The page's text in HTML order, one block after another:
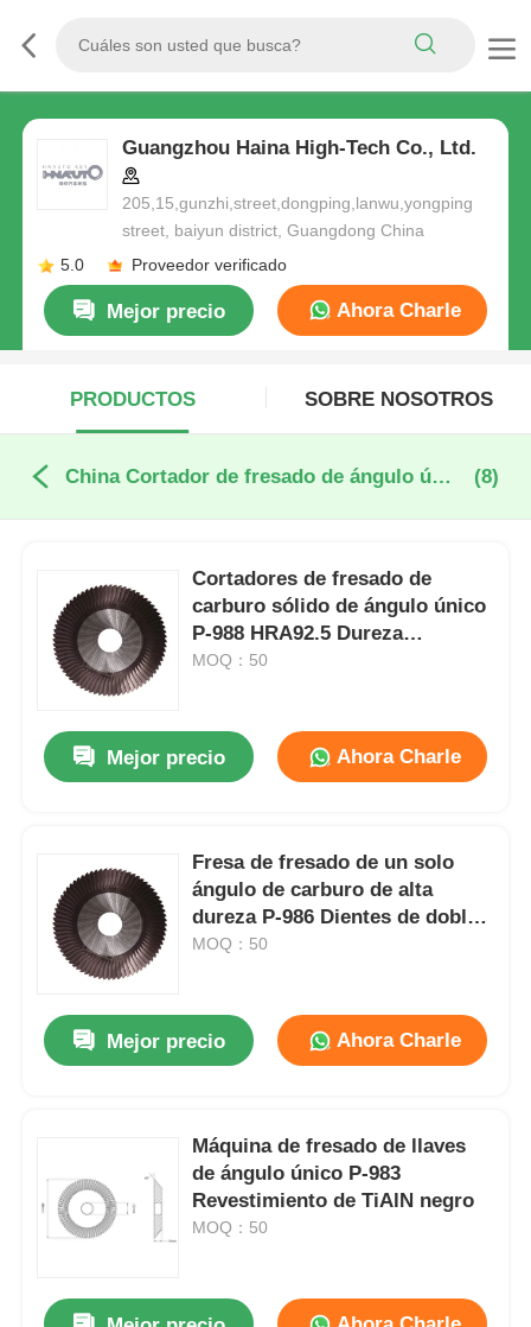
Guangzhou Haina High-Tech Co., Ltd.
205,15,gunzhi,street,dongping,lanwu,yongping
street, baiyun district, Guangdong China
5.0
Proveedor verificado
Mejor precio Ahora Charle
PRODUCTOS SOBRE NOSOTROS
China Cortador de fresado de ángulo único (8)
Cortadores de fresado de
carburo sólido de ángulo único
P-988 HRA92.5 Dureza
rectificación CNC de precisión
MOQ：50
Mejor precio Ahora Charle
Fresa de fresado de un solo
ángulo de carburo de alta
dureza P-986 Dientes de doble
cara
MOQ：50
Mejor precio Ahora Charle
Máquina de fresado de llaves
de ángulo único P-983
Revestimiento de TiAlN negro
MOQ：50